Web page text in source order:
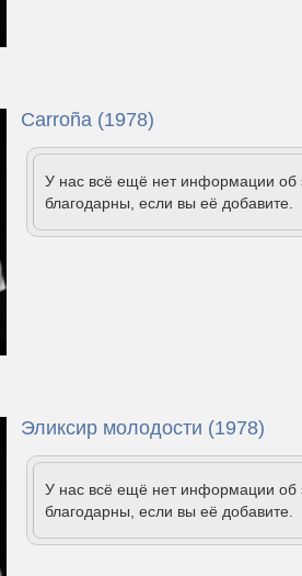
Carroña (1978)
У нас всё ещё нет информации
благодарны, если вы её добавите.
Эликсир молодости (1978)
У нас всё ещё нет информации
благодарны, если вы её добавите.